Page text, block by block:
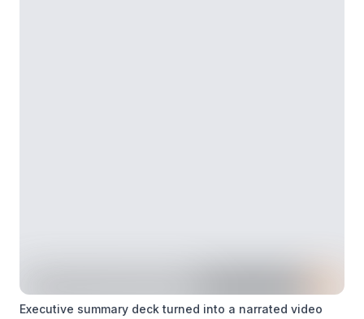
Executive summary deck turned into a narrated video